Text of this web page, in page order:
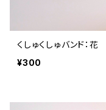
くしゅくしゅバンド：花
¥300